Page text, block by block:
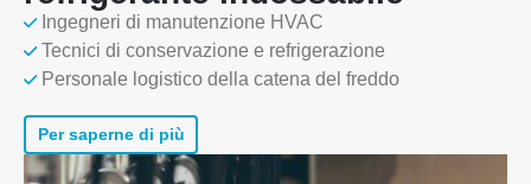
Ingegneri di manutenzione HVAC
Tecnici di conservazione e refrigerazione
Personale logistico della catena del freddo
Per saperne di più